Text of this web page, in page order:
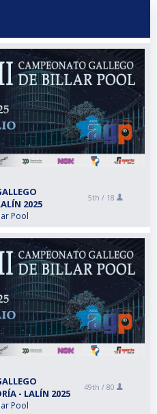
2025
Pool
5th / 18
- LALÍN 2025
Pool
49th / 80